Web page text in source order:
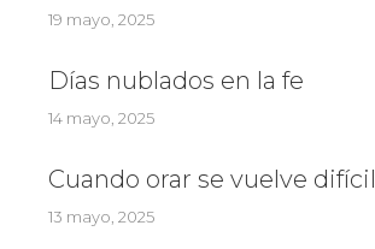
19 mayo, 2025
Días nublados en la fe
14 mayo, 2025
Cuando orar se vuelve difícil
13 mayo, 2025